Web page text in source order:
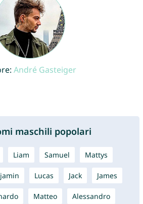
André Gasteiger
maschili popolari
Liam Samuel Mattys
Lucas Jack James
Matteo Alessandro